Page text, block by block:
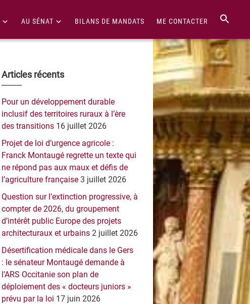
AU SÉNAT BILANS DE MANDATS ME CONTACTER
Barre
latérale
principale
Articles récents
Pour un développement durable
inclusif des territoires ruraux à l’ère
des transitions 16 juillet 2026
Projet de loi d’urgence agricole :
Franck Montaugé regrette un texte qui
ne répond pas aux maux et défis de
l’agriculture française 3 juillet 2026
Question sur l’extinction progressive, à
compter de 2026, du groupement
d’intérêt public Europe des projets
architecturaux et urbains 2 juillet 2026
Désertification médicale dans le Gers
: le sénateur Montaugé demande à
l’ARS Occitanie son plan de
déploiement des « docteurs juniors »
prévu par la loi 17 juin 2026